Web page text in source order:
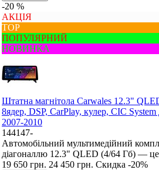
-20 %
АКЦІЯ
ТОР
ПОПУЛЯРНИЙ
НОВИНКА
Штатна магнітола Carwales 12.3"
8ядер, DSP, CarPlay, кулер, CIC
2007-2010
144147-
Автомобільний мультимедійний
діагоналлю 12.3" QLED (4/64 Гб) —
19 650 грн. 24 450 грн. Скидка -20%